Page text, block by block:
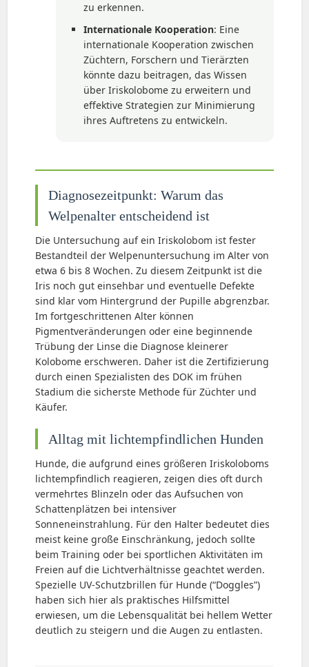
zu erkennen.
Internationale Kooperation: Eine
internationale Kooperation zwischen
Züchtern, Forschern und Tierärzten
könnte dazu beitragen, das Wissen
über Iriskolobome zu erweitern und
effektive Strategien zur Minimierung
ihres Auftretens zu entwickeln.
Diagnosezeitpunkt: Warum das
Welpenalter entscheidend ist
Die Untersuchung auf ein Iriskolobom ist fester
Bestandteil der Welpenuntersuchung im Alter von
etwa 6 bis 8 Wochen. Zu diesem Zeitpunkt ist die
Iris noch gut einsehbar und eventuelle Defekte
sind klar vom Hintergrund der Pupille abgrenzbar.
Im fortgeschrittenen Alter können
Pigmentveränderungen oder eine beginnende
Trübung der Linse die Diagnose kleinerer
Kolobome erschweren. Daher ist die Zertifizierung
durch einen Spezialisten des DOK im frühen
Stadium die sicherste Methode für Züchter und
Käufer.
Alltag mit lichtempfindlichen Hunden
Hunde, die aufgrund eines größeren Iriskoloboms
lichtempfindlich reagieren, zeigen dies oft durch
vermehrtes Blinzeln oder das Aufsuchen von
Schattenplätzen bei intensiver
Sonneneinstrahlung. Für den Halter bedeutet dies
meist keine große Einschränkung, jedoch sollte
beim Training oder bei sportlichen Aktivitäten im
Freien auf die Lichtverhältnisse geachtet werden.
Spezielle UV-Schutzbrillen für Hunde (“Doggles”)
haben sich hier als praktisches Hilfsmittel
erwiesen, um die Lebensqualität bei hellem Wetter
deutlich zu steigern und die Augen zu entlasten.